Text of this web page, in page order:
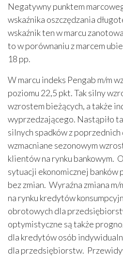
Negatywny punktem
wskaźnika oszczędzania
wskaźnik ten w marcu
to w porównaniu z marcem
18 pp.
W marcu indeks Pengab m/m
poziomu 22,5 pkt. Tak silny
wzrostem bieżących, a także
wyprzedzającego. Nastąpiło
silnych spadków z
wzmacniane sezonowym
klientów na rynku bankowym.
sytuacji ekonomicznej banków
bez zmian. Wyraźna zmiana
na rynku kredytów
obrotowych dla
optymistyczne są także
dla kredytów osób
dla przedsiębiorstw.